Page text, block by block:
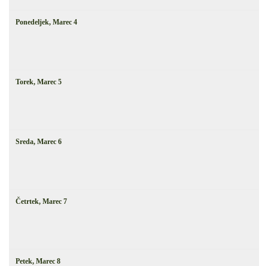
Ponedeljek, Marec 4
Torek, Marec 5
Sreda, Marec 6
Četrtek, Marec 7
Petek, Marec 8